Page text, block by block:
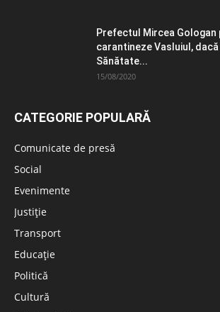
Prefectul Mircea Gologan
carantineze Vasluiul,
Sănătate...
15/08/2020
CATEGORIE POPULARĂ
Comunicate de presă
Social
Evenimente
Justiție
Transport
Educație
Politică
Cultură